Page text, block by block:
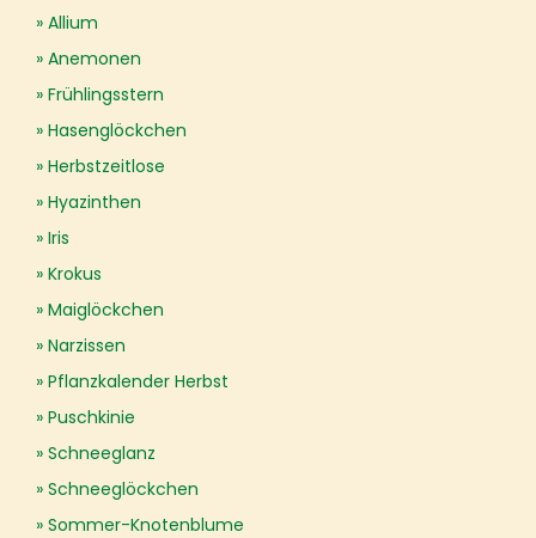
Allium
Anemonen
Frühlingsstern
Hasenglöckchen
Herbstzeitlose
Hyazinthen
Iris
Krokus
Maiglöckchen
Narzissen
Pflanzkalender Herbst
Puschkinie
Schneeglanz
Schneeglöckchen
Sommer-Knotenblume